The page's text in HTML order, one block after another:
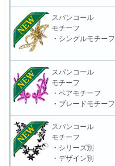
スパンコール
モチーフ
・シングルモチーフ
スパンコール
モチーフ
・ペアモチーフ
・ブレードモチーフ
スパンコール
モチーフ
・シリーズ別
・デザイン別